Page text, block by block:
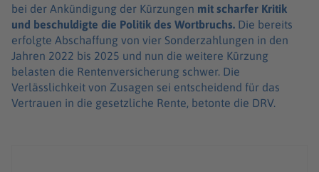
bei der Ankündigung der Kürzungen mit scharfer Kritik
und beschuldigte die Politik des Wortbruchs. Die bereits
erfolgte Abschaffung von vier Sonderzahlungen in den
Jahren 2022 bis 2025 und nun die weitere Kürzung
belasten die Rentenversicherung schwer. Die
Verlässlichkeit von Zusagen sei entscheidend für das
Vertrauen in die gesetzliche Rente, betonte die DRV.